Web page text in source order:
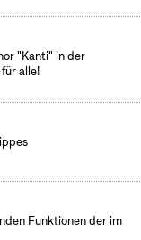
"Kanti" in der
alle!
Funktionen der im